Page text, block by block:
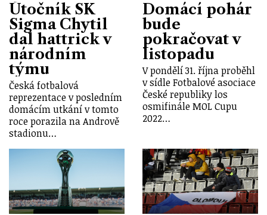
Útočník SK
Sigma Chytil
dal hattrick v
národním
týmu
Česká fotbalová
reprezentace v posledním
domácím utkání v tomto
roce porazila na Andrově
stadionu…
Domácí pohár
bude
pokračovat v
listopadu
V pondělí 31. října proběhl
v sídle Fotbalové asociace
České republiky los
osmifinále MOL Cupu
2022…